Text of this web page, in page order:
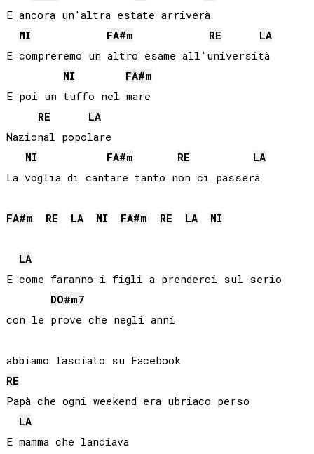
E ancora un'altra estate arriverà
MI
FA#m RE
LA
E compreremo un altro esame all'università
MI
FA#m
E poi un tuffo nel mare
RE
LA
Nazional popolare
MI
FA#m RE
LA
La voglia di cantare tanto non ci passerà
FA#m RE LA MI FA#m RE LA MI
LA
E come faranno i figli a prenderci sul serio
DO#m7
con le prove che negli anni
abbiamo lasciato su Facebook
RE
Papà che ogni weekend era ubriaco perso
LA
E mamma che lanciava